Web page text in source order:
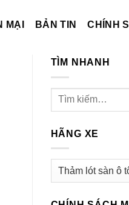
MẠI BẢN TIN CHÍNH
TÌM NHANH
Tìm
HÃNG XE